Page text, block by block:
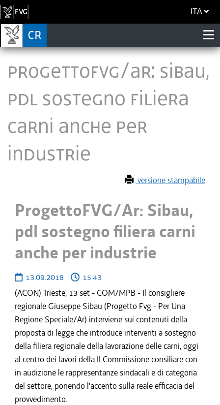
ITA
ProgettoFVG/Ar: Sibau,
pdl sostegno filiera
carni anche per
industrie
versione stampabile
ProgettoFVG/Ar: Sibau,
pdl sostegno filiera carni
anche per industrie
13.09.2018
15:43
(ACON) Trieste, 13 set - COM/MPB - Il consigliere
regionale Giuseppe Sibau (Progetto Fvg - Per Una
Regione Speciale/Ar) interviene sui contenuti della
proposta di legge che introduce interventi a sostegno
della filiera regionale della lavorazione delle carni, oggi
al centro dei lavori della II Commissione consiliare con
in audizione le rappresentanze sindacali e di categoria
del settore, ponendo l'accento sulla reale efficacia del
provvedimento.